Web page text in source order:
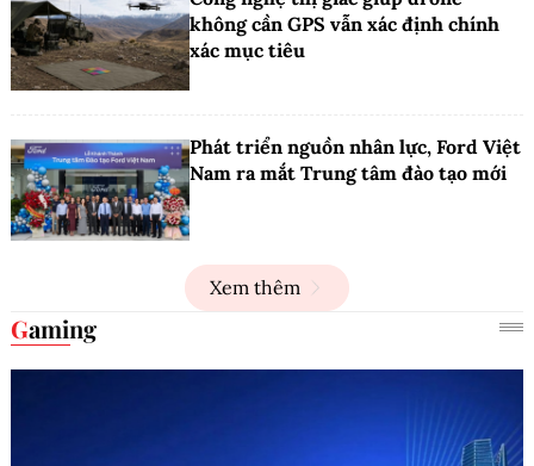
không cần GPS vẫn xác định chính
xác mục tiêu
Phát triển nguồn nhân lực, Ford Việt
Nam ra mắt Trung tâm đào tạo mới
Xem thêm
Gaming